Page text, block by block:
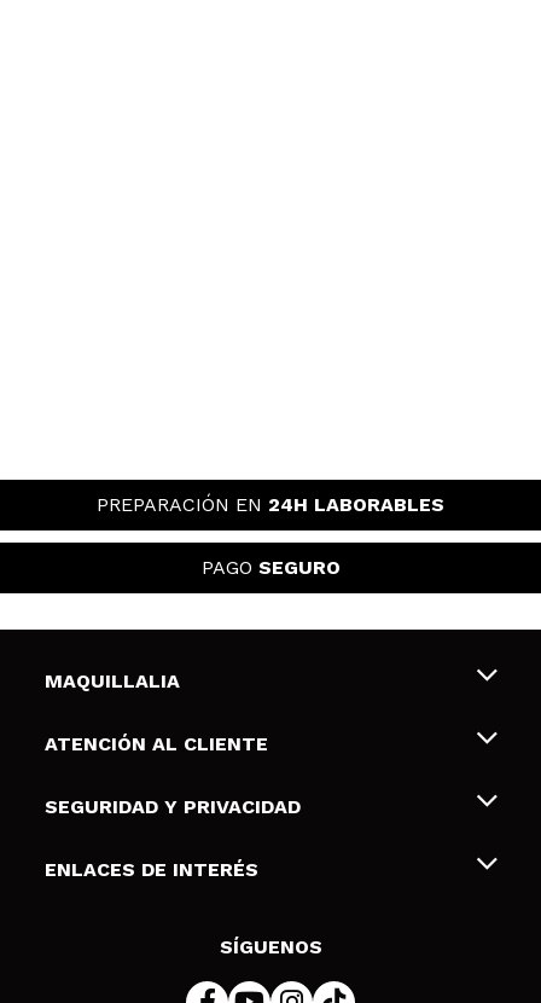
PREPARACIÓN EN 24H LABORABLES
PAGO SEGURO
MAQUILLALIA
Sobre nosotros
Tarjetas de Regalo
ATENCIÓN AL CLIENTE
Envíos y devoluciones
Formas de pago
SEGURIDAD Y PRIVACIDAD
Terminos y condiciones de uso
Política de cookies
ENLACES DE INTERÉS
SÍGUENOS